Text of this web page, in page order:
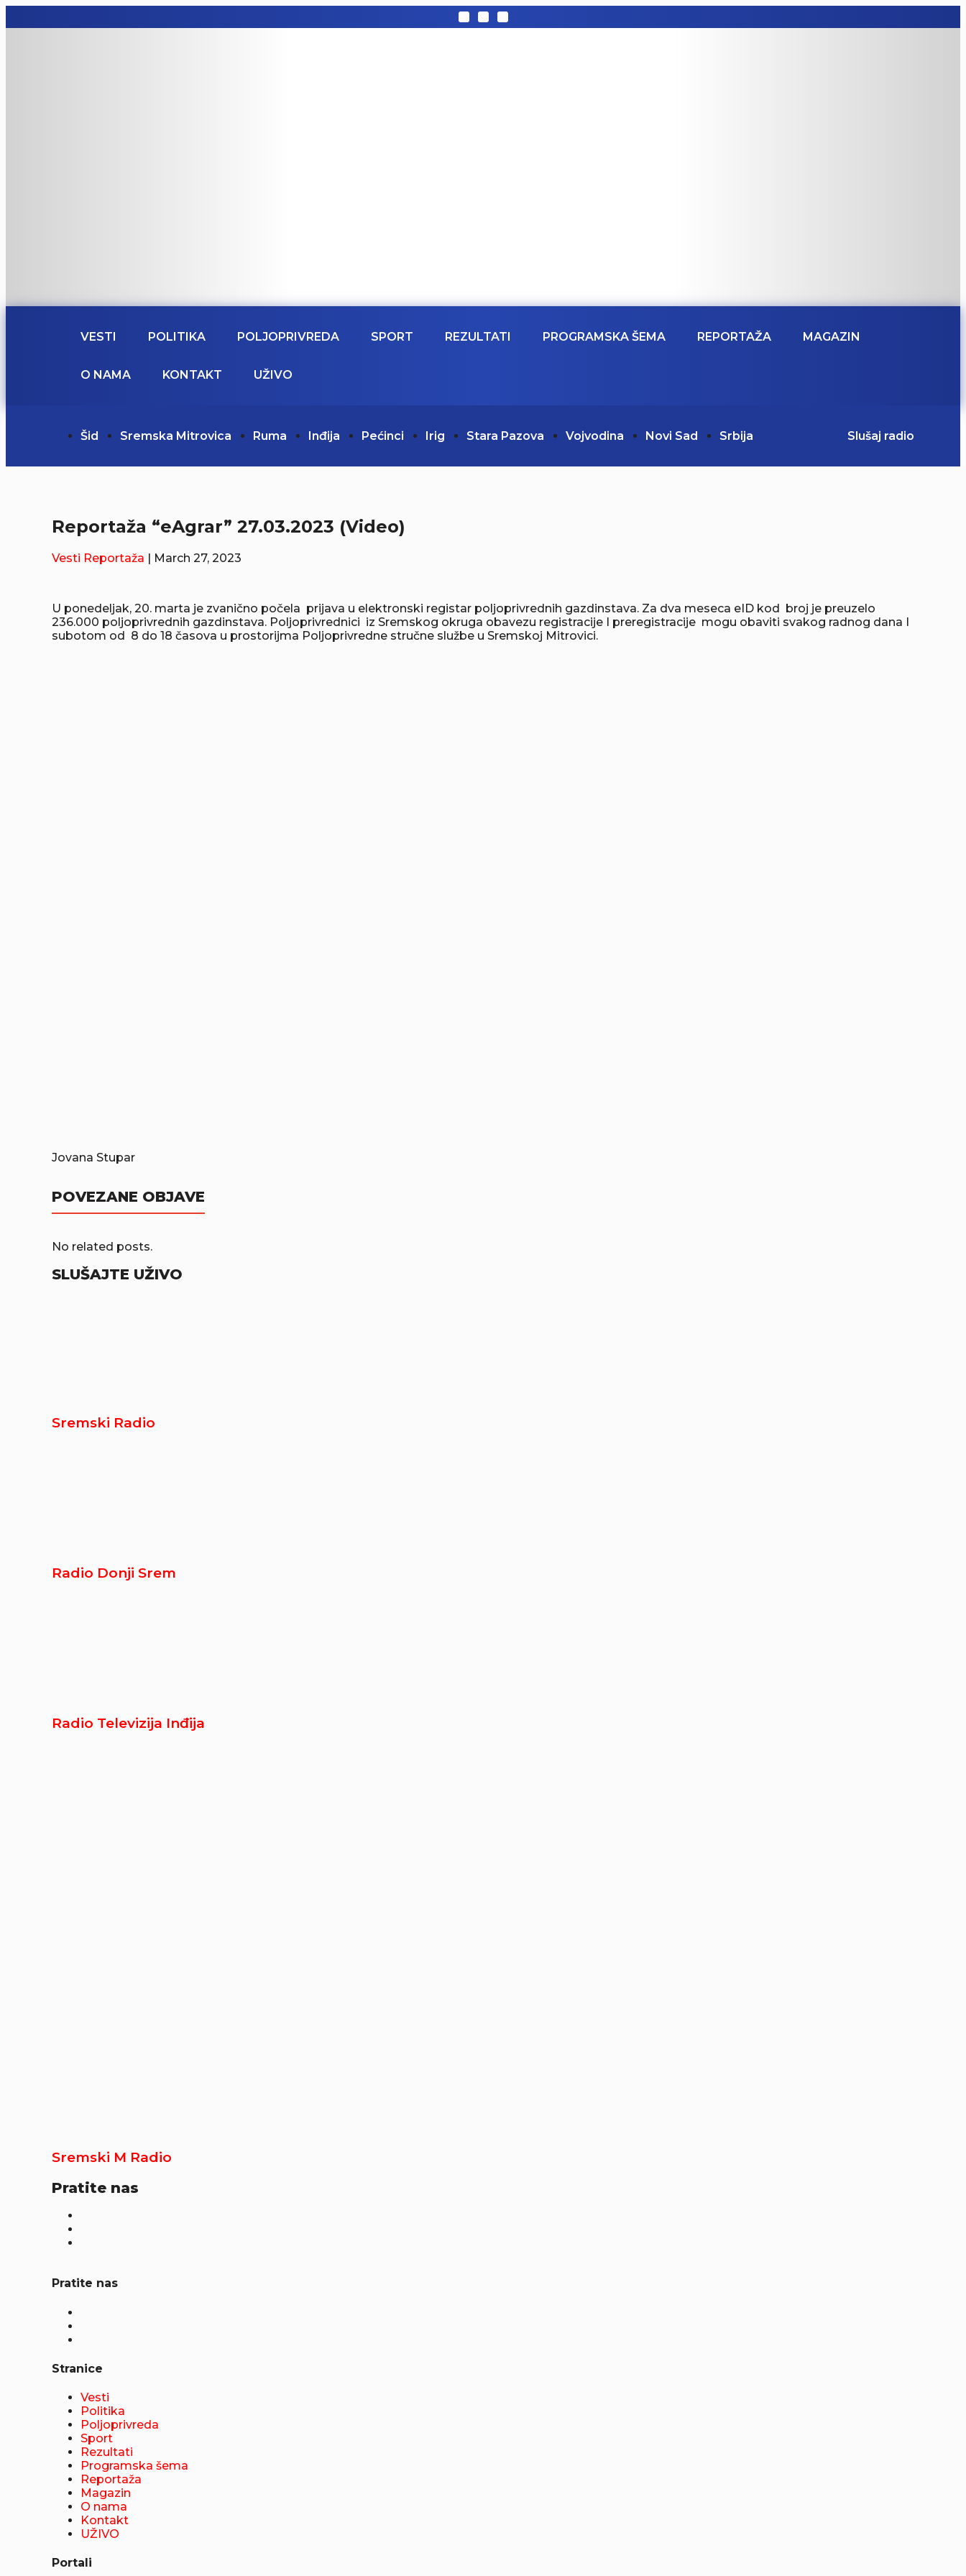
VESTI POLITIKA POLJOPRIVREDA SPORT REZULTATI PROGRAMSKA ŠEMA REPORTAŽA MAGAZIN
O NAMA KONTAKT UŽIVO
Šid Sremska Mitrovica Ruma Inđija Pećinci Irig Stara Pazova Vojvodina Novi Sad Srbija Slušaj radio
Reportaža “eAgrar” 27.03.2023 (Video)
Vesti Reportaža | March 27, 2023
U ponedeljak, 20. marta je zvanično počela prijava u elektronski registar poljoprivrednih gazdinstava. Za dva meseca eID kod broj je preuzelo
236.000 poljoprivrednih gazdinstava. Poljoprivrednici iz Sremskog okruga obavezu registracije I preregistracije mogu obaviti svakog radnog dana I
subotom od 8 do 18 časova u prostorijma Poljoprivredne stručne službe u Sremskoj Mitrovici.
Jovana Stupar
POVEZANE OBJAVE
No related posts.
SLUŠAJTE UŽIVO
Sremski Radio
Radio Donji Srem
Radio Televizija Inđija
Sremski M Radio
Pratite nas
Pratite nas
Stranice
Vesti
Politika
Poljoprivreda
Sport
Rezultati
Programska šema
Reportaža
Magazin
O nama
Kontakt
UŽIVO
Portali